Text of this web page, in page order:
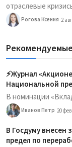
отраслевые
Рогова Ксения 2 авг
⚡️Журнал
Национальной
В номинации
Иванов Петр 20 фев
В Госдуму внесен
предел по